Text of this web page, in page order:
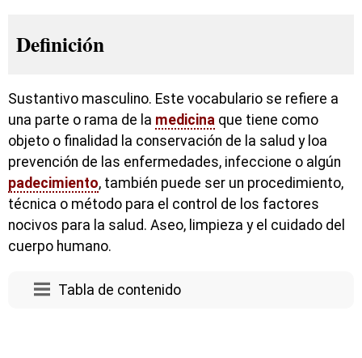
Definición
Sustantivo masculino. Este vocabulario se refiere a
una parte o rama de la medicina que tiene como
objeto o finalidad la conservación de la salud y loa
prevención de las enfermedades, infeccione o algún
padecimiento, también puede ser un procedimiento,
técnica o método para el control de los factores
nocivos para la salud. Aseo, limpieza y el cuidado del
cuerpo humano.
Tabla de contenido